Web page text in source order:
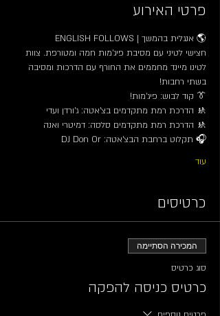
פרטי האירוע
🌎 אנגלית בהמשך | ENGLISH FOLLOWS
חצישי לטיני עם מסיבת פיג'מות חמה ומטורפת. צוות
לטינו מיינד מחממים את החורף עם הדרכות ומסיבה
בשתי רחבות!
👔 קוד לבוש: פיג'מות!
🚸 הדרכת רמת מתקדמים בצ'אטה: ג'ורדן ועדי
🚸 הדרכת רמת מתקדמים סלסה: דמיטרי ואנה
🎧 תקלוט ברחבת הבצ'אטה: DJ Don Or
עוד
כרטיסים
המכירה הסתיימה
סוג כרטיס
כרטיס כניסה להפקה